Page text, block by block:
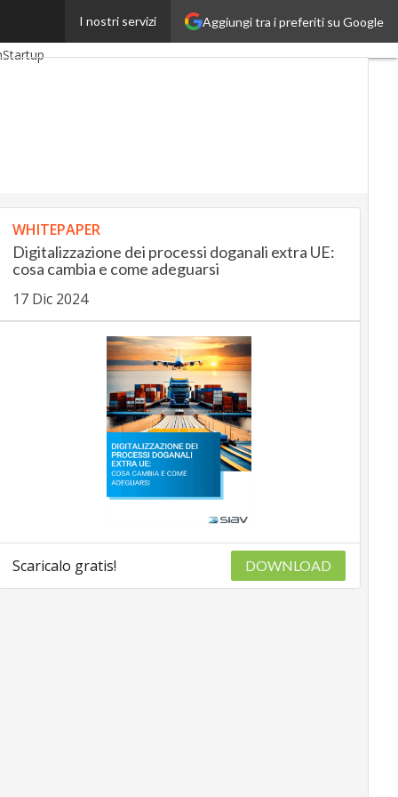
Aggiungi tra i preferiti su Google
I nostri servizi
InsuranceUp
Startup
WHITEPAPER
Digitalizzazione dei processi doganali extra UE:
cosa cambia e come adeguarsi
17 Dic 2024
Scaricalo gratis! DOWNLOAD